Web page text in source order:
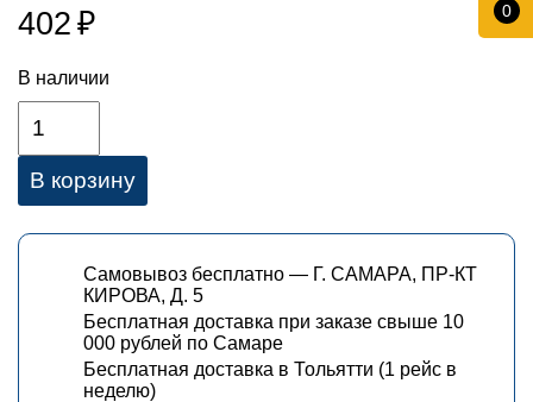
0
402 ₽
В наличии
В корзину
Самовывоз бесплатно — Г. САМАРА, ПР-КТ
КИРОВА, Д. 5
Бесплатная доставка при заказе свыше 10
000 рублей по Самаре
Бесплатная доставка в Тольятти (1 рейс в
неделю)